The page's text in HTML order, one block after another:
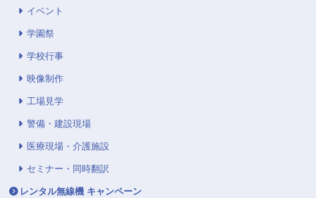
イベント
学園祭
学校行事
映像制作
工場見学
警備・建設現場
医療現場・介護施設
セミナー・同時翻訳
レンタル無線機 キャンペーン